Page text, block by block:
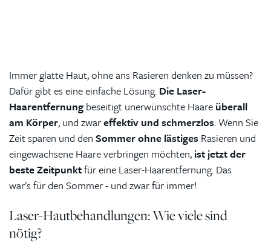
Immer glatte Haut, ohne ans Rasieren denken zu müssen?
Dafür gibt es eine einfache Lösung. Die Laser-
Haarentfernung beseitigt unerwünschte Haare überall
am Körper, und zwareffektiv und schmerzlos. Wenn Sie
Zeit sparen und den Sommer ohne lästiges Rasieren und
eingewachsene Haare verbringen möchten, ist jetzt der
beste Zeitpunktfür eine Laser-Haarentfernung. Das
war's für den Sommer - und zwar für immer!
Laser-Hautbehandlungen: Wie viele sind
nötig?